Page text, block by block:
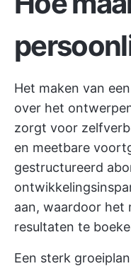
Het maken van
over het
zorgt voor
en meetbare
gestructureerd
aan, waardoor het
resultaten te
Een sterk